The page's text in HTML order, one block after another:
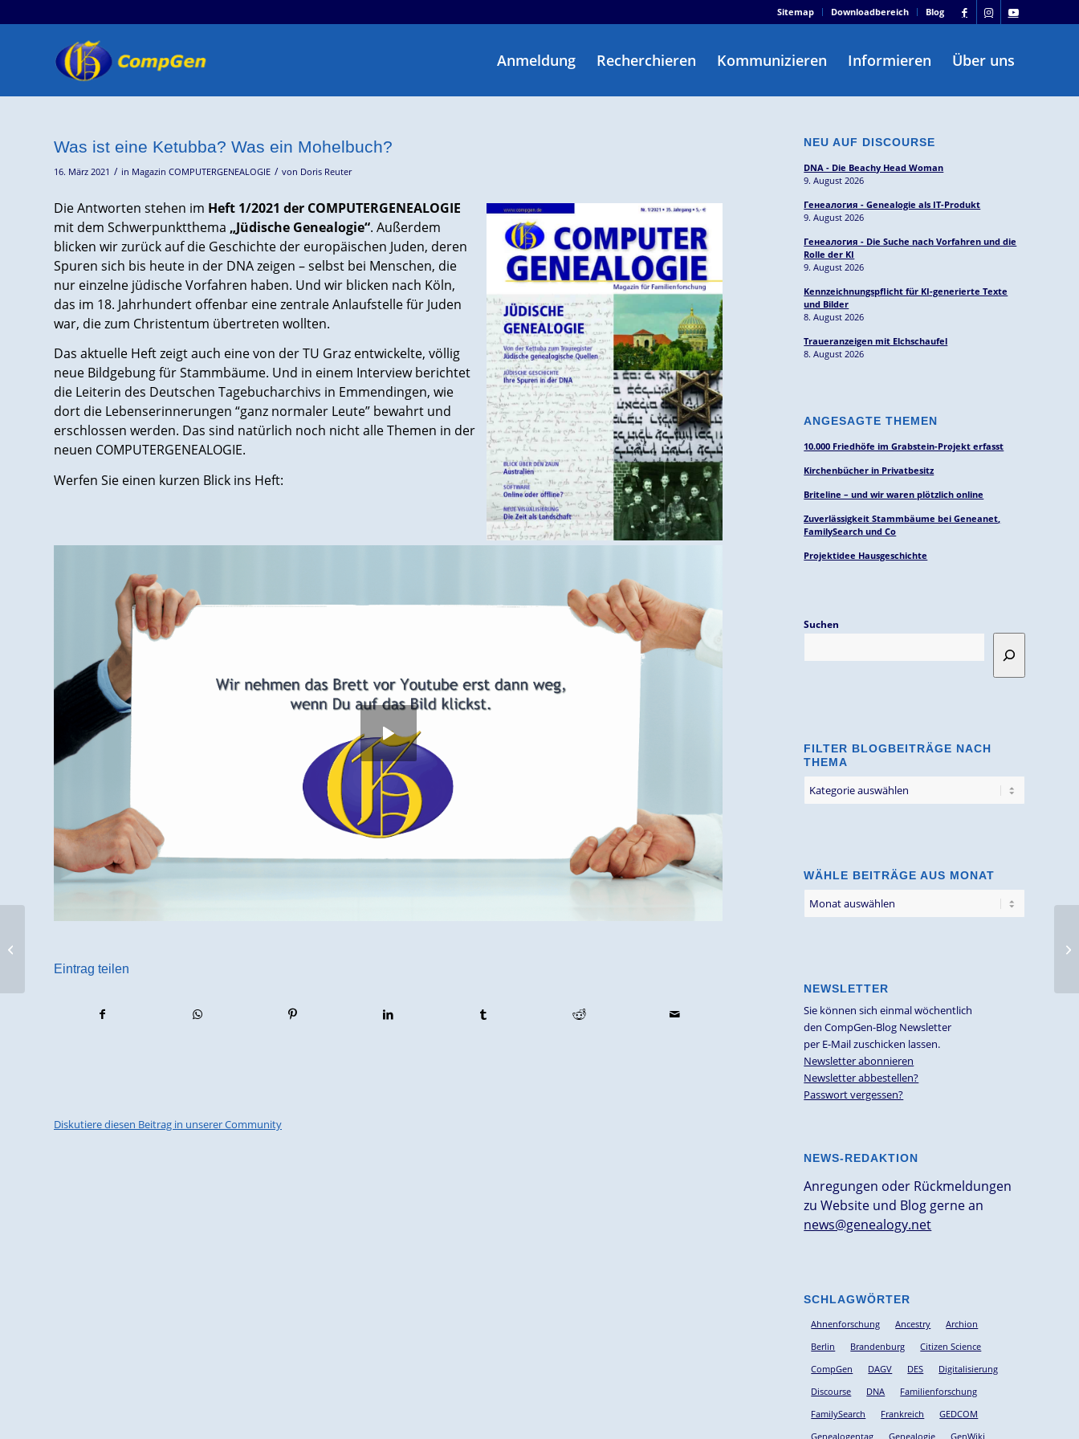
Sitemap Downloadbereich Blog
Anmeldung Recherchieren Kommunizieren Informieren Über uns
Was ist eine Ketubba? Was ein Mohelbuch?
16. März 2021 / in Magazin COMPUTERGENEALOGIE / von Doris Reuter
Die Antworten stehen im Heft 1/2021 der COMPUTERGENEALOGIE
mit dem Schwerpunktthema „Jüdische Genealogie“. Außerdem
blicken wir zurück auf die Geschichte der europäischen Juden, deren
Spuren sich bis heute in der DNA zeigen – selbst bei Menschen, die
nur einzelne jüdische Vorfahren haben. Und wir blicken nach Köln,
das im 18. Jahrhundert offenbar eine zentrale Anlaufstelle für Juden
war, die zum Christentum übertreten wollten.
Das aktuelle Heft zeigt auch eine von der TU Graz entwickelte, völlig
neue Bildgebung für Stammbäume. Und in einem Interview berichtet
die Leiterin des Deutschen Tagebucharchivs in Emmendingen, wie
dort die Lebenserinnerungen “ganz normaler Leute” bewahrt und
erschlossen werden. Das sind natürlich noch nicht alle Themen in der
neuen COMPUTERGENEALOGIE.
Werfen Sie einen kurzen Blick ins Heft:
Eintrag teilen
Diskutiere diesen Beitrag in unserer Community
NEU AUF DISCOURSE
DNA - Die Beachy Head Woman
9. August 2026
Генеалогия - Genealogie als IT-Produkt
9. August 2026
Генеалогия - Die Suche nach Vorfahren und die
Rolle der KI
9. August 2026
Kennzeichnungspflicht für KI-generierte Texte
und Bilder
8. August 2026
Traueranzeigen mit Elchschaufel
8. August 2026
ANGESAGTE THEMEN
10.000 Friedhöfe im Grabstein-Projekt erfasst
Kirchenbücher in Privatbesitz
Briteline – und wir waren plötzlich online
Zuverlässigkeit Stammbäume bei Geneanet,
FamilySearch und Co
Projektidee Hausgeschichte
Suchen
FILTER BLOGBEITRÄGE NACH
THEMA
Blogbeiträge
WÄHLE BEITRÄGE AUS MONAT
NEWSLETTER
Sie können sich einmal wöchentlich
den CompGen-Blog Newsletter
per E-Mail zuschicken lassen.
Newsletter abonnieren
Newsletter abbestellen?
Passwort vergessen?
NEWS-REDAKTION
Anregungen oder Rückmeldungen
zu Website und Blog gerne an
news@genealogy.net
SCHLAGWÖRTER
Ahnenforschung Ancestry
Archion
Berlin
Brandenburg
Citizen Science
CompGen
DAGV DES
Digitalisierung
Discourse
DNA
Familienforschung
FamilySearch
Frankreich
GEDCOM
Genealogentag
Genealogie
GenWiki